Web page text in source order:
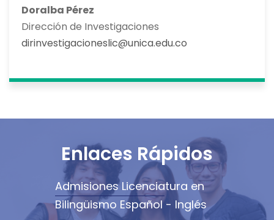
Doralba Pérez
Dirección de Investigaciones
dirinvestigacioneslic@unica.edu.co
Enlaces Rápidos
Admisiones Licenciatura en
Bilingüismo Español - Inglés